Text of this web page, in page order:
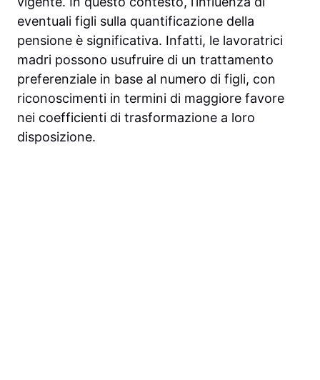
eventuali figli sulla quantificazione della
pensione è significativa. Infatti, le lavoratrici
madri possono usufruire di un trattamento
preferenziale in base al numero di figli, con
riconoscimenti in termini di maggiore favore
nei coefficienti di trasformazione a loro
disposizione.